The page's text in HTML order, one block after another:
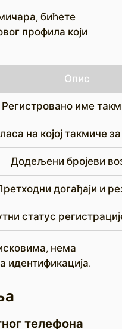
бићете
профила који
Опис
Регистровано име
на којој такмиче
Додељени бројеви
догађаји и
статус
нема
телефона